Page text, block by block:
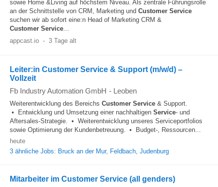
sowie Home &Living auf höchstem Niveau. Als zentrale Führungsrolle
an der Schnittstelle von CRM, Marketing und Customer Service
suchen wir ab sofort eine:n Head of Marketing CRM &
Customer Service...
appcast.io - 3 Tage alt
Leiter:in Customer Service & Support (m/w/d) –
Vollzeit
Fb Industry Automation GmbH - Leoben
Weiterentwicklung des Bereichs Customer Service & Support.
• Entwicklung und Umsetzung einer nachhaltigen Service- und
Aftersales-Strategie. • Weiterentwicklung unseres Serviceportfolios
sowie Optimierung der Kundenbetreuung. • Budget-, Ressourcen...
heute
3 ähnliche Jobs: Bruck an der Mur, Feldbach, Judenburg
Mitarbeiter im Customer Service (all genders)